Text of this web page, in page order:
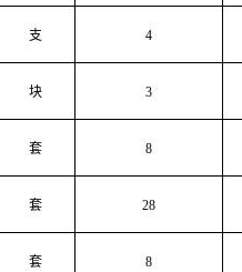
支 4
块 3
套 8
套 28
套 8